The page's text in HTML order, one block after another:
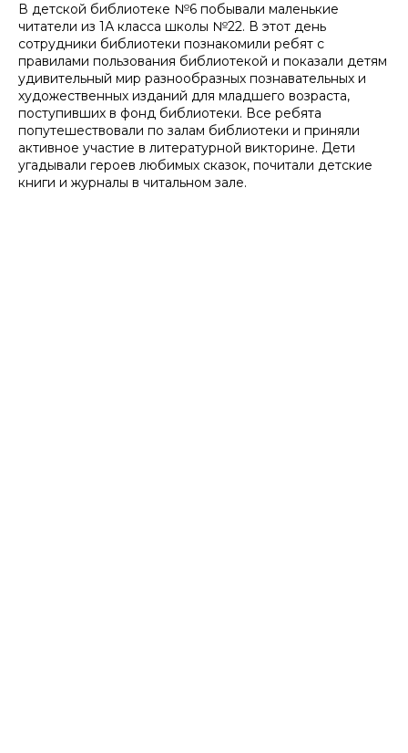
В детской библиотеке №6 побывали маленькие
читатели из 1А класса школы №22. В этот день
сотрудники библиотеки познакомили ребят с
правилами пользования библиотекой и показали детям
удивительный мир разнообразных познавательных и
художественных изданий для младшего возраста,
поступивших в фонд библиотеки. Все ребята
попутешествовали по залам библиотеки и приняли
активное участие в литературной викторине. Дети
угадывали героев любимых сказок, почитали детские
книги и журналы в читальном зале.